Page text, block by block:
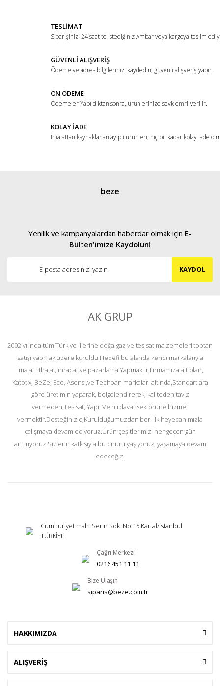
TESLİMAT
Siparişinizi 24 saat te istediğiniz Ambar veya kargoya teslim
GÜVENLİ ALIŞVERİŞ
Ödeme ve adres bilgilerinizi kaydedin, güvenli alışveriş yapın.
ÖN ÖDEME
Ödemeler Yapıldıktan sonra, ürünlerinize sevk emri Verilir.
KOLAY İADE
İmalattan kaynaklanan ayıplı ürünleri, hiç bu kadar kolay iade
beze
Yenilik ve kampanyalardan haberdar olmak için E-
Bülten'imize Kaydolun!
KAYDOL
AK GRUP
2002 yılında tüm Türkiye illerine doğalgaz ve tesisat malzemeleri toptan
satışı yapmak üzere kuruldu.Hedefi bu alanda kendi markalarıyla
İmalat, ithalat, ihracat ve pazarlama Yapmaktır.Firmamıza ait olan,
Katotix, BeZe, Eco, Asens ,ve Techpan markaları altında,Standartlara
göre üretimin yaparak, belgelendirerek, kaliteden taviz
vermeden,Tesisat, Yapı, Ve hırdavat sektörüne hizmet
vermektir.Desteğinizle,Kurulduğumuzdan beri ilk heyecanımızla
çalışmaya devam ediyoruz.Ürün çeşitlerimizi her geçen gün
arttırıyoruz.Sizlerin katkısıyla bu onuru yaşıyoruz, yaşamaya devam
edeceğiz.
Cumhuriyet mah. Serin Sok. No:15 Kartal/İstanbul
TÜRKİYE
Çağrı Merkezi
0216 451 11 11
Bize Ulaşın
siparis@beze.com.tr
HAKKIMIZDA
ALIŞVERİŞ